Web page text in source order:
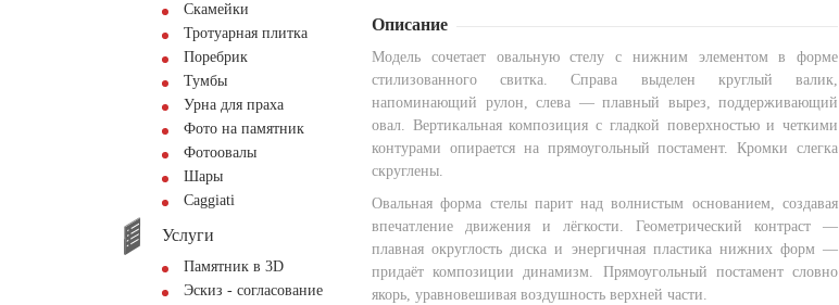
Скамейки
Тротуарная плитка
Поребрик
Тумбы
Урна для праха
Фото на памятник
Фотоовалы
Шары
Сaggiati
Услуги
Памятник в 3D
Эскиз - согласование
Описание
Модель сочетает овальную стелу с нижним элементом в форме
стилизованного свитка. Справа выделен круглый валик,
напоминающий рулон, слева — плавный вырез, поддерживающий
овал. Вертикальная композиция с гладкой поверхностью и четкими
контурами опирается на прямоугольный постамент. Кромки слегка
скруглены.
Овальная форма стелы парит над волнистым основанием, создавая
впечатление движения и лёгкости. Геометрический контраст —
плавная округлость диска и энергичная пластика нижних форм —
придаёт композиции динамизм. Прямоугольный постамент словно
якорь, уравновешивая воздушность верхней части.